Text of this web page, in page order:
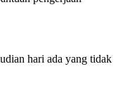
hari ada yang tidak